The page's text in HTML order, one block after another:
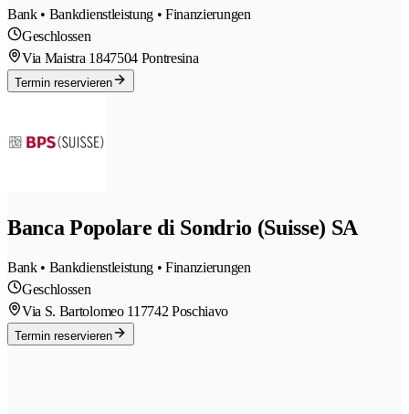
Bank • Bankdienstleistung • Finanzierungen
Geschlossen
Via Maistra 1847504 Pontresina
Termin reservieren
Banca Popolare di Sondrio (Suisse) SA
Bank • Bankdienstleistung • Finanzierungen
Geschlossen
Via S. Bartolomeo 11 7742 Poschiavo
Termin reservieren